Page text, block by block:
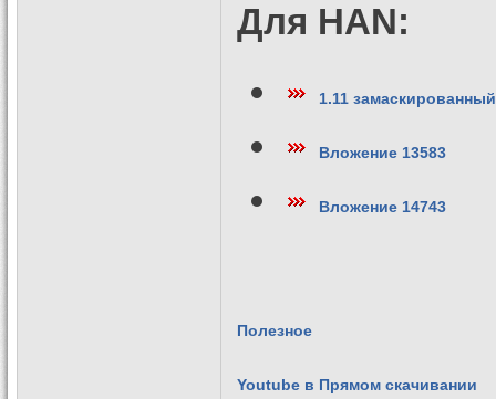
Для HAN:
1.11
Вложение 13583
Вложение 14743
Полезное
Youtube в Прямом скачивании